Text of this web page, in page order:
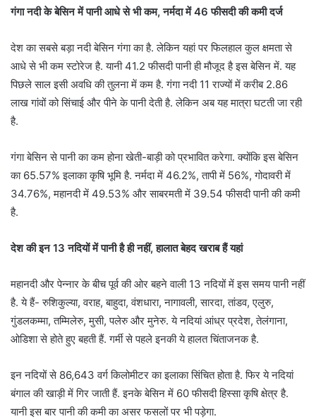
गंगा नदी के बेसिन में पानी आधे से भी कम, नर्मदा में 46 फीसदी की कमी दर्ज
देश का सबसे बड़ा नदी बेसिन गंगा का है. लेकिन यहां पर फिलहाल कुल क्षमता से
आधे से भी कम स्टोरेज है. यानी 41.2 फीसदी पानी ही मौजूद है इस बेसिन में. यह
पिछले साल इसी अवधि की तुलना में कम है. गंगा नदी 11 राज्यों में करीब 2.86
लाख गांवों को सिंचाई और पीने के पानी देती है. लेकिन अब यह मात्रा घटती जा रही
है.
गंगा बेसिन से पानी का कम होना खेती-बाड़ी को प्रभावित करेगा. क्योंकि इस बेसिन
का 65.57% इलाका कृषि भूमि है. नर्मदा में 46.2%, तापी में 56%, गोदावरी में
34.76%, महानदी में 49.53% और साबरमती में 39.54 फीसदी पानी की कमी
है.
देश की इन 13 नदियों में पानी है ही नहीं, हालात बेहद खराब हैं यहां
महानदी और पेन्नार के बीच पूर्व की ओर बहने वाली 13 नदियों में इस समय पानी नहीं
है. ये हैं- रुशिकुल्या, वराह, बाहुदा, वंशधारा, नागावली, सारदा, तांडव, एलुरु,
गुंडलकम्मा, तम्मिलेरु, मुसी, पलेरु और मुनेरु. ये नदियां आंध्र प्रदेश, तेलंगाना,
ओडिशा से होते हुए बहती हैं. गर्मी से पहले इनकी ये हालत चिंताजनक है.
इन नदियों से 86,643 वर्ग किलोमीटर का इलाका सिंचित होता है. फिर ये नदियां
बंगाल की खाड़ी में गिर जाती हैं. इनके बेसिन में 60 फीसदी हिस्सा कृषि क्षेत्र है.
यानी इस बार पानी की कमी का असर फसलों पर भी पड़ेगा.